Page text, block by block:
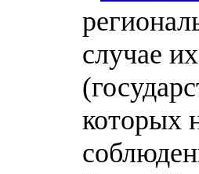
случае
которых